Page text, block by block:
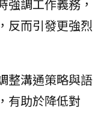
強調工作義務，
反而引發更強烈
整溝通策略與語
有助於降低對